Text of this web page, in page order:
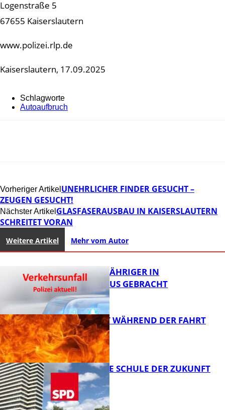
Logenstraße 5
67655 Kaiserslautern
www.polizei.rlp.de
Kaiserslautern, 17.09.2025
Schlagworte
Autoaufbruch
Vorheriger Artikel UNEHRLICHER FINDER GESUCHT –
ZEUGEN GESUCHT!
Nächster Artikel GLASFASERAUSBAU IN KAISERSLAUTERN
SCHREITET VORAN
Weitere Artikel Mehr vom Autor
FB News
UNFALL: 58-JÄHRIGER IN
KRANKENHAUS GEBRACHT
FB News
AUTO FÄNGT WÄHREND DER FAHRT
FEUER
WIE SIEHT DIE SCHULE DER ZUKUNFT
AUS?